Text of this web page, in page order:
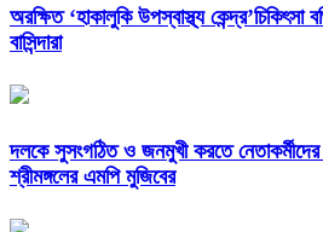
অরক্ষিত ‘হাকালুকি উপস্বাস্থ্য কেন্দ্র’চিকিৎসা
বাসিন্দারা
দলকে সুসংগঠিত ও জনমুখী করতে
শ্রীমঙ্গলের এমপি মুজিবের